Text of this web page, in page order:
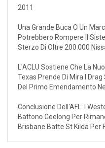
2011
Una Grande Buca O Un
Potrebbero Rompere Il
Sterzo Di Oltre 200.000
L'ACLU Sostiene Che La
Texas Prende Di Mira I Drag
Del Primo Emendamento
Conclusione Dell'AFL: I
Battono Geelong Per
Brisbane Batte St Kilda Per